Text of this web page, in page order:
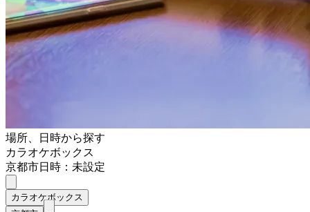
場所、日時から探す
カラオケボックス
京都市日時：未設定
カラオケボックス